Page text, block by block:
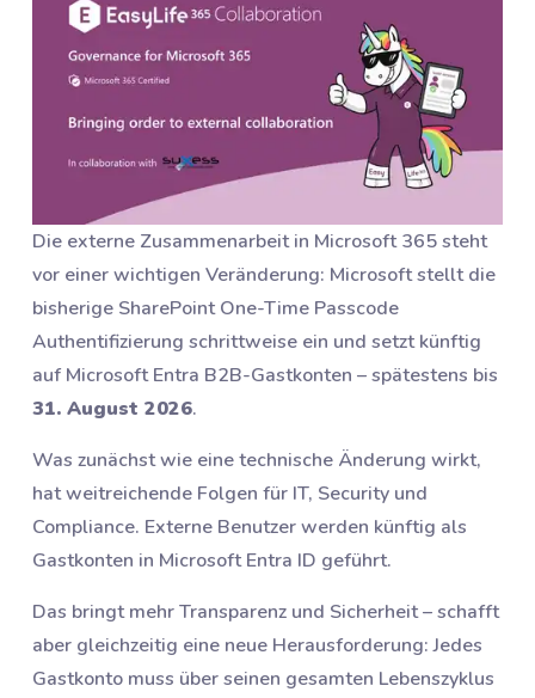
Die externe Zusammenarbeit in Microsoft 365 steht
vor einer wichtigen Veränderung: Microsoft stellt die
bisherige SharePoint One-Time Passcode
Authentifizierung schrittweise ein und setzt künftig
auf Microsoft Entra B2B-Gastkonten – spätestens bis
31. August 2026.
Was zunächst wie eine technische Änderung wirkt,
hat weitreichende Folgen für IT, Security und
Compliance. Externe Benutzer werden künftig als
Gastkonten in Microsoft Entra ID geführt.
Das bringt mehr Transparenz und Sicherheit – schafft
aber gleichzeitig eine neue Herausforderung: Jedes
Gastkonto muss über seinen gesamten Lebenszyklus